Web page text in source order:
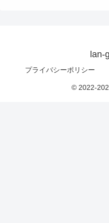
lan-
プライバシーポリシー
© 2022-